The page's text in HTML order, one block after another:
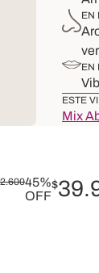
EN
EN
ESTE
Mix
45%
OFF
$